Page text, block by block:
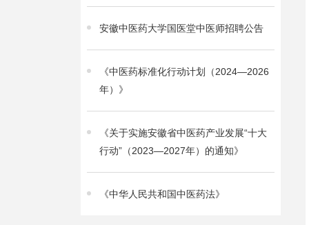
安徽中医药大学国医堂中医师招聘公告
《中医药标准化行动计划（2024—2026
年）》
《关于实施安徽省中医药产业发展“十大
行动”（2023—2027年）的通知》
《中华人民共和国中医药法》